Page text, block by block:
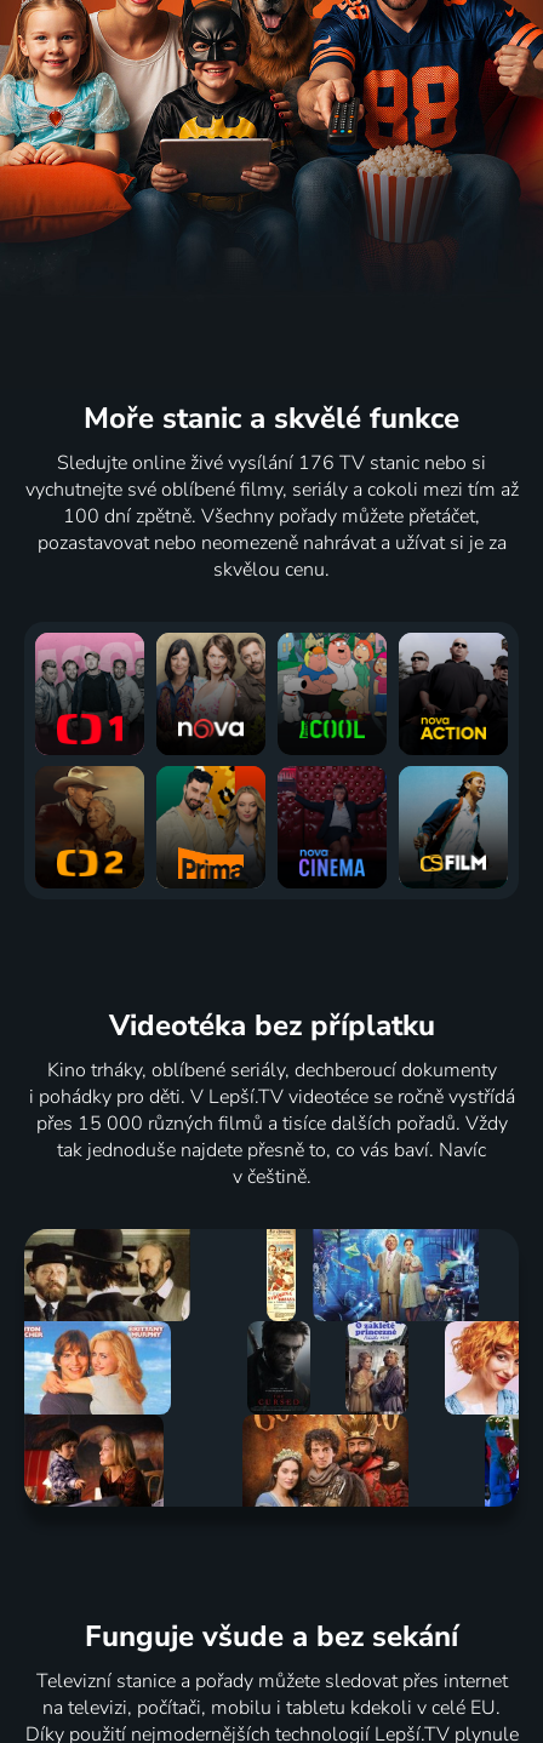
Moře stanic a skvělé funkce
Sledujte online živé vysílání 176 TV stanic nebo si
vychutnejte své oblíbené filmy, seriály a cokoli mezi tím až
100 dní zpětně. Všechny pořady můžete přetáčet,
pozastavovat nebo neomezeně nahrávat a užívat si je za
skvělou cenu.
Videotéka bez příplatku
Kino trháky, oblíbené seriály, dechberoucí dokumenty
i pohádky pro děti. V Lepší.TV videotéce se ročně vystřídá
přes 15 000 různých filmů a tisíce dalších pořadů. Vždy
tak jednoduše najdete přesně to, co vás baví. Navíc
v češtině.
Funguje všude a bez sekání
Televizní stanice a pořady můžete sledovat přes internet
na televizi, počítači, mobilu i tabletu kdekoli v celé EU.
Díky použití nejmodernějších technologií Lepší.TV plynule